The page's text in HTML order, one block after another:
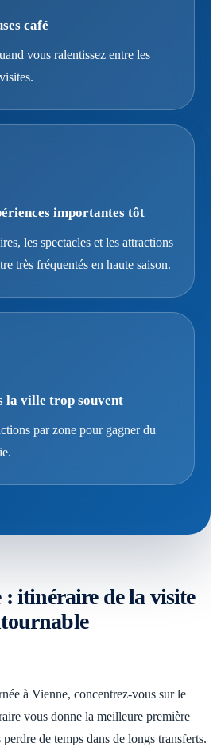
café
vous ralentissez entre les
importantes tôt
les spectacles et les attractions
très fréquentés en haute saison.
la ville trop souvent
par zone pour gagner du
: itinéraire de la visite
à Vienne, concentrez-vous sur le
vous donne la meilleure première
de temps dans de longs transferts.